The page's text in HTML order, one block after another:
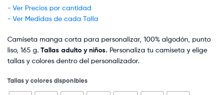
- Ver Precios por cantidad
- Ver Medidas de cada Talla
Camiseta manga corta para personalizar, 100% algodón, punto
liso, 165 g. Tallas adulto y niños. Personaliza tu camiseta y elige
tallas y colores dentro del personalizador.
Tallas y colores disponibles